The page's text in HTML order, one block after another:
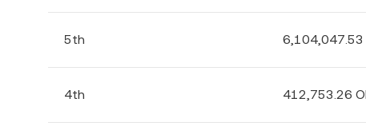
5th 6,104,047.53
4th 412,753.26